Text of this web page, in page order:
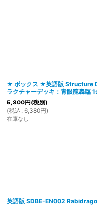
★ ボックス ★英語版 Structure
ラクチャーデッキ：青眼龍轟臨
5,800円(税別)
(税込 : 6,380円)
在庫なし
英語版 SDBE-EN002